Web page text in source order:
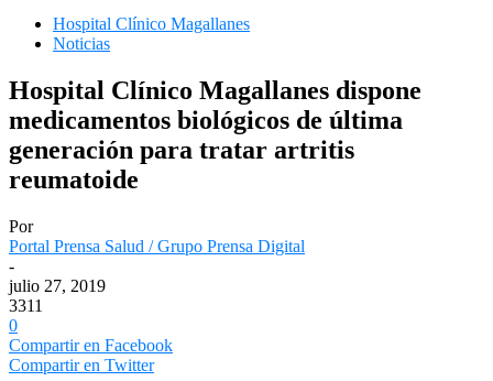
Hospital Clínico Magallanes
Noticias
Hospital Clínico Magallanes dispone
medicamentos biológicos de última
generación para tratar artritis
reumatoide
Por
Portal Prensa Salud / Grupo Prensa Digital
-
julio 27, 2019
3311
0
Compartir en Facebook
Compartir en Twitter